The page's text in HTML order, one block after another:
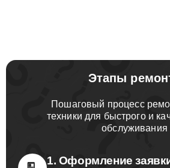
Этапы
Пошаговый процесс
техники для быстрого и
обслуживания
1. Оформление